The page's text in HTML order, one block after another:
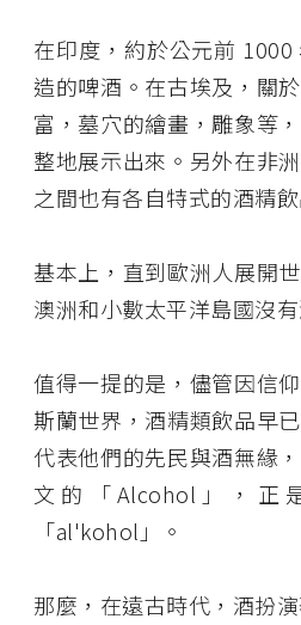
在印度，約於公元前
造的啤酒。在古埃及，關
富，墓穴的繪畫，雕象等
整地展示出來。另外在非
之間也有各自特式的酒精飲
基本上，直到歐洲人展開
澳洲和小數太平洋島國沒
值得一提的是，儘管因信
斯蘭世界，酒精類飲品早
代表他們的先民與酒無緣
文的「Alcohol」，正
「al'kohol」。
那麼，在遠古時代，酒扮